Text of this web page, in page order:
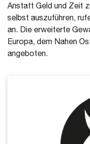
Anstatt Geld und Zeit
selbst auszuführen,
an. Die erweiterte
Europa, dem Nahen
angeboten.